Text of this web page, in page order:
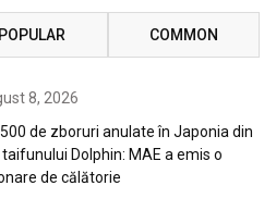
POPULAR COMMON
8, 2026
de zboruri anulate în Japonia din
Dolphin: MAE a emis o
de călătorie